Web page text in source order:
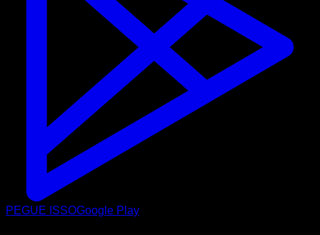
PEGUE ISSOGoogle Play